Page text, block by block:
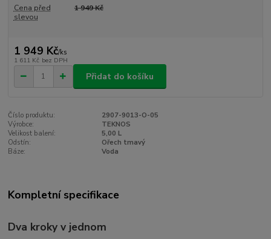
Cena před
slevou
1 949 Kč
1 949 Kč/ks
1 611 Kč bez DPH
Přidat do košíku
Číslo produktu:
2907-9013-O-05
Výrobce:
TEKNOS
Velikost balení:
5,00 L
Odstín:
Ořech tmavý
Báze:
Voda
Kompletní specifikace
Dva kroky v jednom